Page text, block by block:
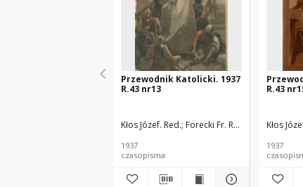
Przewodnik Katolicki. 1937
R.43 nr13
Kłos Józef. Red. Forecki Fr. Red.
1937
czasopisma
R.43
Kłos
1937